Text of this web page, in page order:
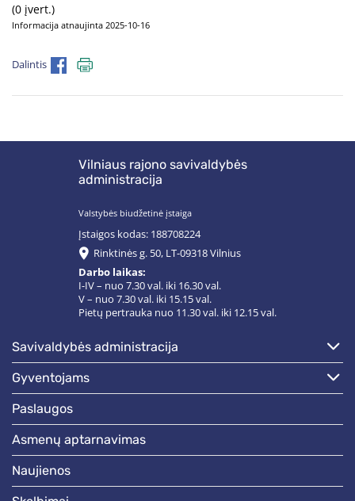
(0 įvert.)
Informacija atnaujinta 2025-10-16
Dalintis
Vilniaus rajono savivaldybės
administracija
Valstybės biudžetinė įstaiga
Įstaigos kodas: 188708224
Rinktinės g. 50, LT-09318 Vilnius
Darbo laikas:
I-IV – nuo 7.30 val. iki 16.30 val.
V – nuo 7.30 val. iki 15.15 val.
Pietų pertrauka nuo 11.30 val. iki 12.15 val.
savivaldybės administracija
gyventojams
paslaugos
asmenų aptarnavimas
naujienos